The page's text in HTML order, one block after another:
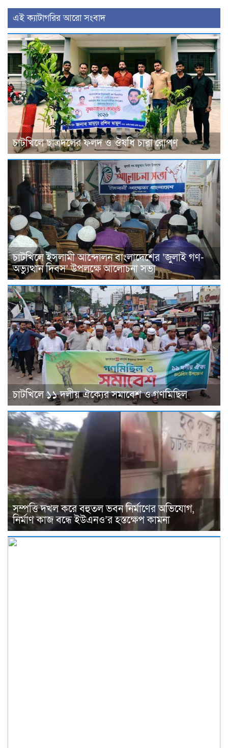
এই ক্যাটাগরির আরো সংবাদ
চাটখিলে ছাত্রদলের ফলদ ও ঔষধি চারা রোপণ
চাটখিলে ইসলামী আন্দোলন বাংলাদেশের ‘জুলাই গণ-
অভ্যুত্থান দিবস’ উপলক্ষে আলোচনা সভা
চাটখিলে ১১ দলীয় ঐক্যের সমাবেশ ও গণমিছিল
সম্পত্তি দখল করে বহুতল ভবন নির্মাণের অভিযোগ,
নির্মাণ কাজ বন্ধে ইউএনও’র হস্তক্ষেপ কামনা